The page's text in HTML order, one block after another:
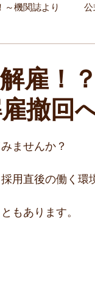
～機関誌より 公
雇！
撤回
ませんか？
用直後の働く環
もあります。